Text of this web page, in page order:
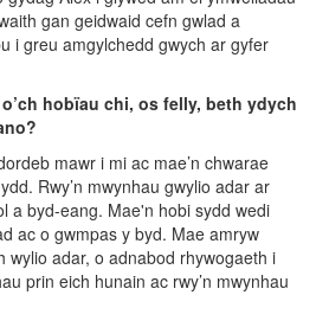
gan geidwaid cefn gwlad a
i greu amgylchedd gwych ar gyfer
hobïau chi, os felly, beth ydych
mawr i mi ac mae’n chwarae
Rwy’n mwynhau gwylio adar ar
a byd-eang. Mae'n hobi sydd wedi
ac o gwmpas y byd. Mae amryw
wylio adar, o adnabod rhywogaeth i
prin eich hunain ac rwy’n mwynhau